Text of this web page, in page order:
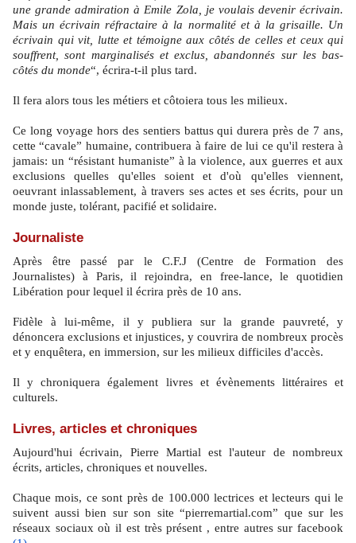
une grande admiration à Emile Zola, je voulais devenir écrivain.
Mais un écrivain réfractaire à la normalité et à la grisaille. Un
écrivain qui vit, lutte et témoigne aux côtés de celles et ceux qui
souffrent, sont marginalisés et exclus, abandonnés sur les bas-
côtés du monde“, écrira-t-il plus tard.
Il fera alors tous les métiers et côtoiera tous les milieux.
Ce long voyage hors des sentiers battus qui durera près de 7 ans,
cette “cavale” humaine, contribuera à faire de lui ce qu'il restera à
jamais: un “résistant humaniste” à la violence, aux guerres et aux
exclusions quelles qu'elles soient et d'où qu'elles viennent,
oeuvrant inlassablement, à travers ses actes et ses écrits, pour un
monde juste, tolérant, pacifié et solidaire.
Journaliste
Après être passé par le C.F.J (Centre de Formation des
Journalistes) à Paris, il rejoindra, en free-lance, le quotidien
Libération pour lequel il écrira près de 10 ans.
Fidèle à lui-même, il y publiera sur la grande pauvreté, y
dénoncera exclusions et injustices, y couvrira de nombreux procès
et y enquêtera, en immersion, sur les milieux difficiles d'accès.
Il y chroniquera également livres et évènements littéraires et
culturels.
Livres, articles et chroniques
Aujourd'hui écrivain, Pierre Martial est l'auteur de nombreux
écrits, articles, chroniques et nouvelles.
Chaque mois, ce sont près de 100.000 lectrices et lecteurs qui le
suivent aussi bien sur son site “pierremartial.com” que sur les
réseaux sociaux où il est très présent , entre autres sur facebook